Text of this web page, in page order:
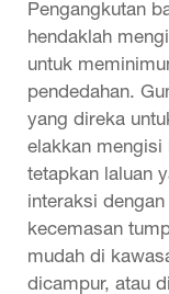
Pengangkutan
hendaklah
untuk
pendedahan.
yang direka
elakkan mengisi
tetapkan laluan
interaksi
kecemasan
mudah di
dicampur, atau